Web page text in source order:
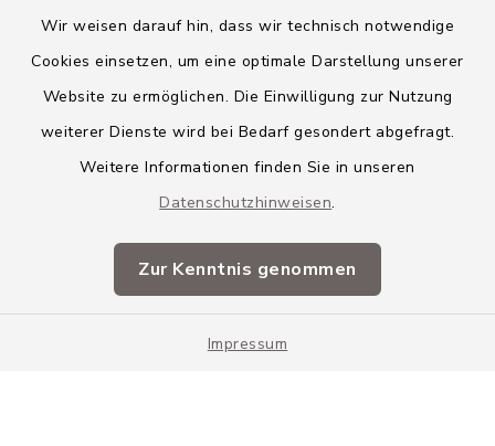
Wir weisen darauf hin, dass wir technisch notwendige
Cookies einsetzen, um eine optimale Darstellung unserer
Website zu ermöglichen. Die Einwilligung zur Nutzung
weiterer Dienste wird bei Bedarf gesondert abgefragt.
Weitere Informationen finden Sie in unseren
Datenschutzhinweisen.
Zur Kenntnis genommen
Impressum
Barrierefreiheit
Impressum
Sitemap